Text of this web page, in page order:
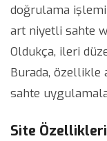
doğrulama
art niyetli sahte
Oldukça, ileri
Burada, özellikle
sahte
Site Özellikleri